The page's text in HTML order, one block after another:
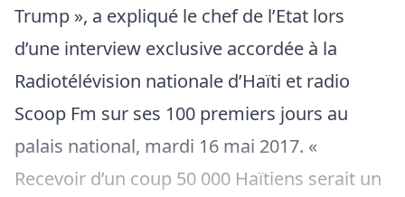
Trump », a expliqué le chef de l’Etat lors
d’une interview exclusive accordée à la
Radiotélévision nationale d’Haïti et radio
Scoop Fm sur ses 100 premiers jours au
palais national, mardi 16 mai 2017. «
Recevoir d’un coup 50 000 Haïtiens serait un